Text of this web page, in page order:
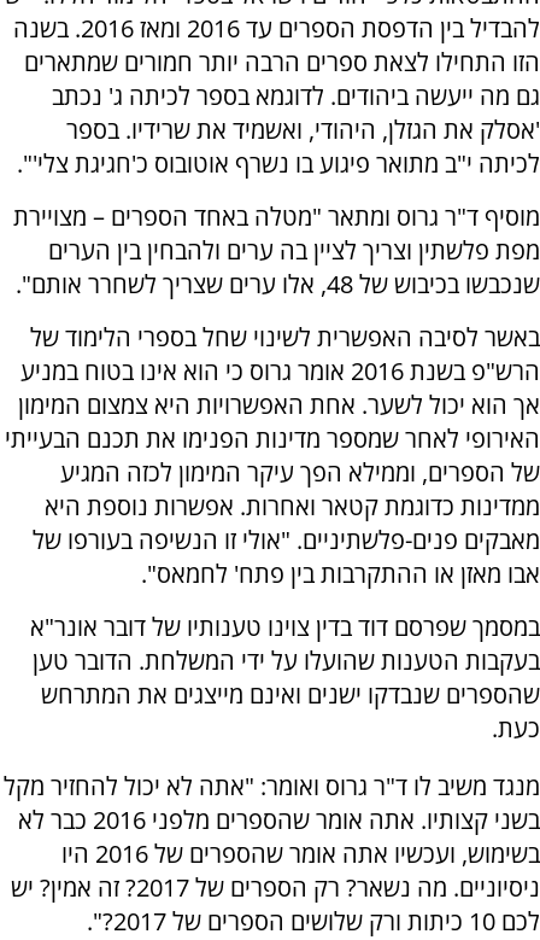
להבדיל בין הדפסת הספרים עד 2016 ומאז 2016. בשנה
הזו התחילו לצאת ספרים הרבה יותר חמורים שמתארים
גם מה ייעשה ביהודים. לדוגמא בספר לכיתה ג' נכתב
'אסלק את הגזלן, היהודי, ואשמיד את שרידיו. בספר
לכיתה י"ב מתואר פיגוע בו נשרף אוטובוס כ'חגיגת צלי'".
מוסיף ד"ר גרוס ומתאר "מטלה באחד הספרים – מצויירת
מפת פלשתין וצריך לציין בה ערים ולהבחין בין הערים
שנכבשו בכיבוש של 48, אלו ערים שצריך לשחרר אותם".
באשר לסיבה האפשרית לשינוי שחל בספרי הלימוד של
הרש"פ בשנת 2016 אומר גרוס כי הוא אינו בטוח במניע
אך הוא יכול לשער. אחת האפשרויות היא צמצום המימון
האירופי לאחר שמספר מדינות הפנימו את תכנם הבעייתי
של הספרים, וממילא הפך עיקר המימון לכזה המגיע
ממדינות כדוגמת קטאר ואחרות. אפשרות נוספת היא
מאבקים פנים-פלשתיניים. "אולי זו הנשיפה בעורפו של
אבו מאזן או ההתקרבות בין פתח' לחמאס".
במסמך שפרסם דוד בדין צוינו טענותיו של דובר אונר"א
בעקבות הטענות שהועלו על ידי המשלחת. הדובר טען
שהספרים שנבדקו ישנים ואינם מייצגים את המתרחש
כעת.
מנגד משיב לו ד"ר גרוס ואומר: "אתה לא יכול להחזיר מקל
בשני קצותיו. אתה אומר שהספרים מלפני 2016 כבר לא
בשימוש, ועכשיו אתה אומר שהספרים של 2016 היו
ניסיוניים. מה נשאר? רק הספרים של 2017? זה אמין? יש
לכם 10 כיתות ורק שלושים הספרים של 2017?".